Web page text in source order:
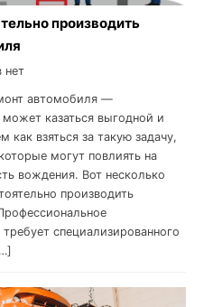
производить
нет
автомобиля —
казаться выгодной и
взяться за такую задачу,
могут повлиять на
вождения. Вот несколько
производить
специализированного